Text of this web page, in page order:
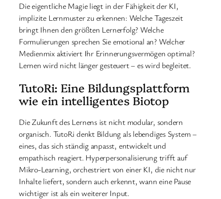
Die eigentliche Magie liegt in der Fähigkeit der KI,
implizite Lernmuster zu erkennen: Welche Tageszeit
bringt Ihnen den größten Lernerfolg? Welche
Formulierungen sprechen Sie emotional an? Welcher
Medienmix aktiviert Ihr Erinnerungsvermögen optimal?
Lernen wird nicht länger gesteuert – es wird begleitet.
TutoRi: Eine Bildungsplattform
wie ein intelligentes Biotop
Die Zukunft des Lernens ist nicht modular, sondern
organisch. TutoRi denkt Bildung als lebendiges System –
eines, das sich ständig anpasst, entwickelt und
empathisch reagiert. Hyperpersonalisierung trifft auf
Mikro-Learning, orchestriert von einer KI, die nicht nur
Inhalte liefert, sondern auch erkennt, wann eine Pause
wichtiger ist als ein weiterer Input.